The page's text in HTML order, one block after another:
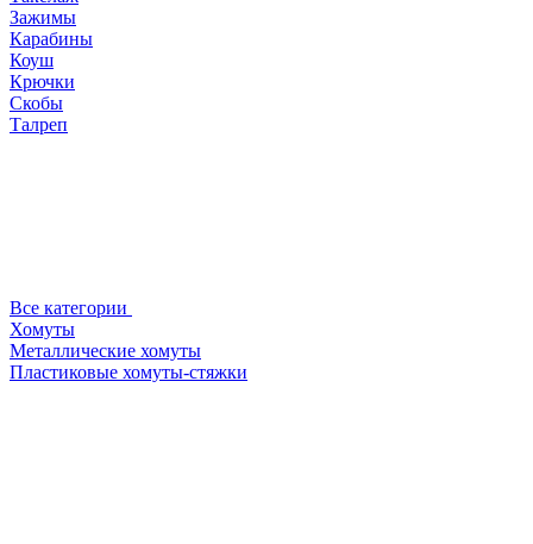
Зажимы
Карабины
Коуш
Крючки
Скобы
Талреп
Все категории
Хомуты
Металлические хомуты
Пластиковые хомуты-стяжки